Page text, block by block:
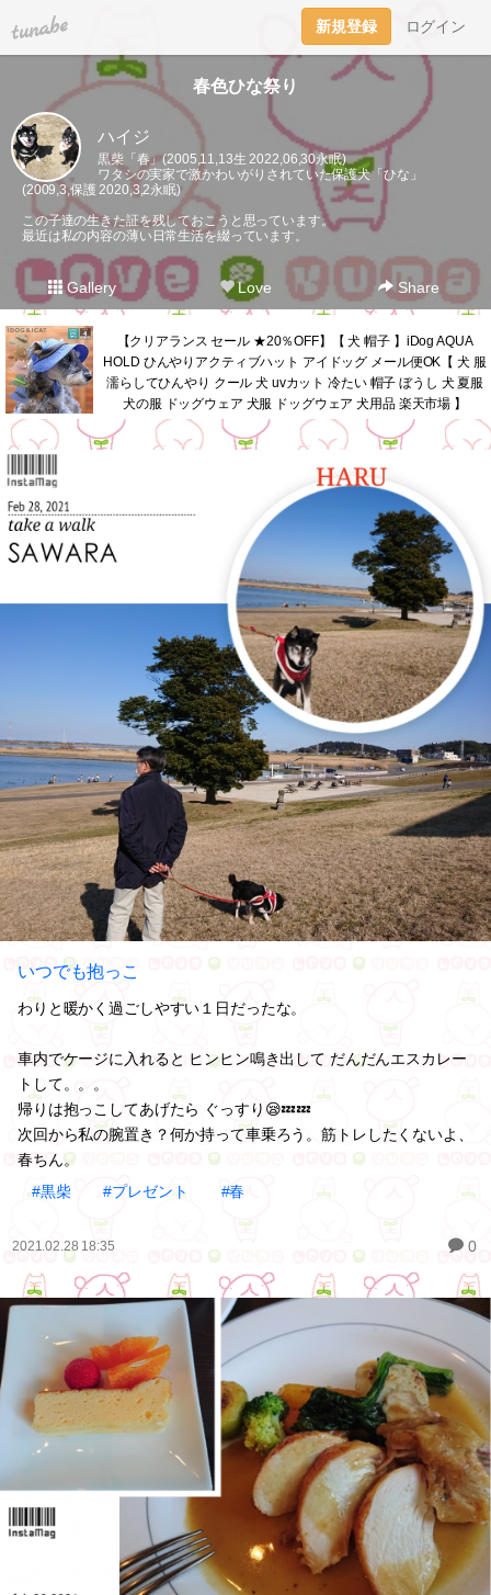
tuna.be 新規登録 ログイン
春色ひな祭り
ハイジ
黒柴「春」(2005,11,13生 2022,06,30永眠)
ワタシの実家で激かわいがりされていた保護犬「ひな」
(2009,3,保護 2020,3,2永眠)
この子達の生きた証を残しておこうと思っています。
最近は私の内容の薄い日常生活を綴っています。
Gallery Love Share
【クリアランス セール ★20％OFF】【 犬 帽子 】iDog AQUA
HOLD ひんやりアクティブハット アイドッグ メール便OK【 犬 服
濡らしてひんやり クール 犬 uvカット 冷たい 帽子 ぼうし 犬 夏服
犬の服 ドッグウェア 犬服 ドッグウェア 犬用品 楽天市場 】
いつでも抱っこ
わりと暖かく過ごしやすい１日だったな。
車内でケージに入れると ヒンヒン鳴き出して だんだんエスカレー
トして。。。
帰りは抱っこしてあげたら ぐっすり😪💤💤
次回から私の腕置き？何か持って車乗ろう。筋トレしたくないよ、
春ちん。
#黒柴
#プレゼント #春
2021.02.28 18:35 0